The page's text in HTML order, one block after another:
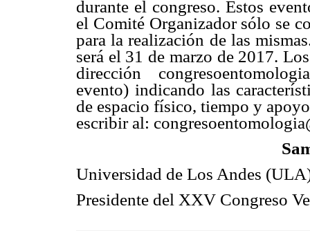
durante el congreso. Estos
el Comité Organizador sólo se
para la realización de las
será el 31 de marzo de 2017.
dirección
evento) indicando las
de espacio físico, tiempo y
escribir al:
Universidad de Los Andes
Presidente del XXV Congreso